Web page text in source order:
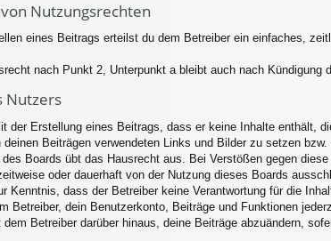
Nutzungsrechten
eines Beitrags erteilst du dem Betreiber ein einfaches,
nach Punkt 2, Unterpunkt a bleibt auch nach Kündigung
Nutzers
der Erstellung eines Beitrags, dass er keine Inhalte enthält,
Beiträgen verwendeten Links und Bilder zu setzen bzw.
des Boards übt das Hausrecht aus. Bei Verstößen gegen
oder dauerhaft von der Nutzung dieses Boards
Kenntnis, dass der Betreiber keine Verantwortung für die
Betreiber, dein Benutzerkonto, Beiträge und Funktionen
dem Betreiber darüber hinaus, deine Beiträge abzuändern,